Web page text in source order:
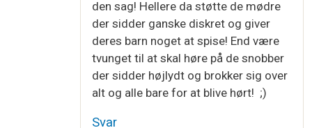
den sag! Hellere da støtte de mødre
der sidder ganske diskret og giver
deres barn noget at spise! End være
tvunget til at skal høre på de snobber
der sidder højlydt og brokker sig over
alt og alle bare for at blive hørt! ;)
Svar